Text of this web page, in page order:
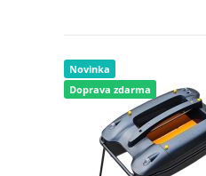
9
Novinka
Doprava zdarma